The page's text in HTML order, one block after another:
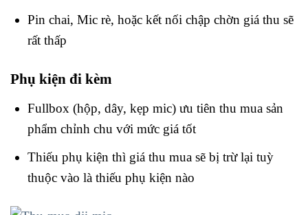
Pin chai, Mic rè, hoặc kết nối chập chờn giá thu sẽ
rất thấp
Phụ kiện đi kèm
Fullbox (hộp, dây, kẹp mic) ưu tiên thu mua sản
phẩm chỉnh chu với mức giá tốt
Thiếu phụ kiện thì giá thu mua sẽ bị trừ lại tuỳ
thuộc vào là thiếu phụ kiện nào